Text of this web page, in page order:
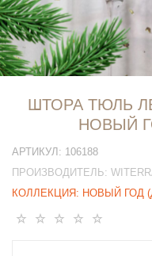
ШТОРА ТЮЛЬ
НОВЫЙ
АРТИКУЛ: 106188
ПРОИЗВОДИТЕЛЬ:
КОЛЛЕКЦИЯ: НОВЫЙ ГОД